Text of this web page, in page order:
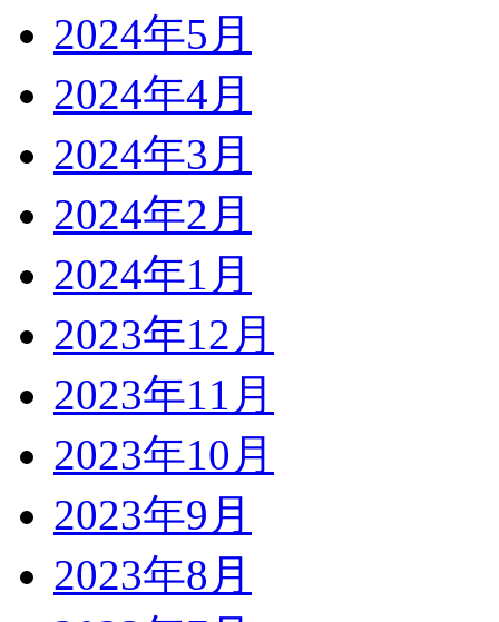
2024年5月
2024年4月
2024年3月
2024年2月
2024年1月
2023年12月
2023年11月
2023年10月
2023年9月
2023年8月